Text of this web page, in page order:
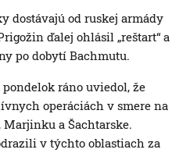
dostávajú od ruskej armády
ďalej ohlásil „reštart“ a
po dobytí Bachmutu.
ráno uviedol, že
operáciách v smere na
a Šachtarske.
v týchto oblastiach za